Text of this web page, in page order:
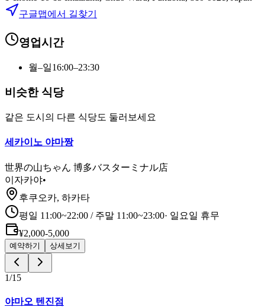
구글맵에서 길찾기
영업시간
월–일16:00–23:30
비슷한 식당
같은 도시의 다른 식당도 둘러보세요
세카이노 야마짱
世界の山ちゃん 博多バスターミナル店
이자카야•
후쿠오카, 하카타
평일 11:00~22:00 / 주말 11:00~23:00· 일요일 휴무
¥2,000-5,000
예약하기 상세보기
1/15
야마오 텐진점